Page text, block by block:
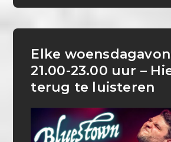
Elke
21.00-23.00 uur –
terug te luisteren